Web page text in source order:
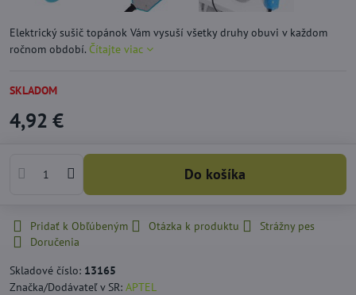
Elektrický sušič topánok Vám vysuší všetky druhy obuvi v každom
ročnom období. Čítajte viac
SKLADOM
4,92 €
Do košíka
Pridať k Obľúbeným Otázka k produktu
Strážny pes
Doručenia
Skladové číslo: 13165
Značka/Dodávateľ v SR: APTEL